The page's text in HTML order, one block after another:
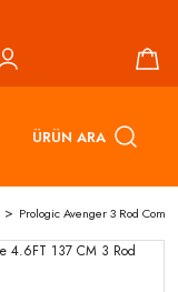
ÜRÜN ARA
Prologic Avenger 3 Rod